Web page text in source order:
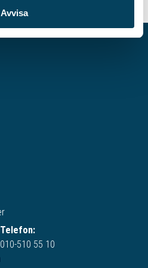
Avvisa
Telefon:
010-510 55 10